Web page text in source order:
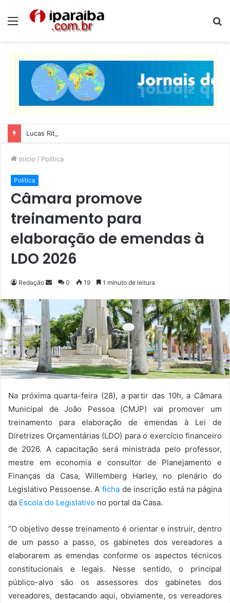
Menu
Início / Política
Política
Câmara promove
treinamento para
elaboração de emendas à
LDO 2026
Redação
d
e
u
m
e
-
m
a
0 19 1 minuto de leitura
Na próxima quarta-feira (28), a partir das 10h, a Câmara
Municipal de João Pessoa (CMJP) vai promover um
treinamento para elaboração de emendas à Lei de
Diretrizes Orçamentárias (LDO) para o exercício financeiro
de 2026. A capacitação será ministrada pelo professor,
mestre em economia e consultor de Planejamento e
Finanças da Casa, Willemberg Harley, no plenário do
Legislativo Pessoense. A fichade inscrição está na página
da Escola do Legislativo no portal da Casa.
“O objetivo desse treinamento é orientar e instruir, dentro
de um passo a passo, os gabinetes dos vereadores a
elaborarem as emendas conforme os aspectos técnicos
constitucionais e legais. Nesse sentido, o principal
público-alvo são os assessores dos gabinetes dos
vereadores, destacando aqui, obviamente, os vereadores